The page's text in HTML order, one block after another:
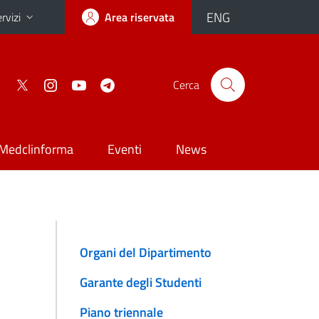
Area riservata ENG
Cerca
Eventi News
Organi del Dipartimento
Garante degli Studenti
Piano triennale